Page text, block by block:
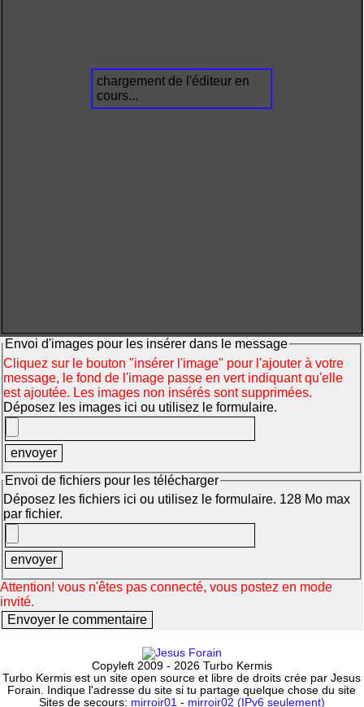
chargement de l'éditeur en
cours...
Envoi d'images pour les insérer dans le message
Cliquez sur le bouton "insérer l'image" pour l'ajouter à votre
message, le fond de l'image passe en vert indiquant qu'elle
est ajoutée. Les images non insérés sont supprimées.
Déposez les images ici ou utilisez le formulaire.
Envoi de fichiers pour les télécharger
Déposez les fichiers ici ou utilisez le formulaire. 128 Mo max
par fichier.
Attention! vous n'êtes pas connecté, vous postez en mode
invité.
Copyleft 2009 - 2026 Turbo Kermis
Turbo Kermis est un site open source et libre de droits crée par Jesus
Forain. Indique l'adresse du site si tu partage quelque chose du site
Sites de secours: mirroir01- mirroir02 (IPv6 seulement)